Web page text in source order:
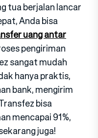
tua berjalan lancar
Anda bisa
uang antar
pengiriman
sangat mudah
hanya praktis,
bank, mengirim
bisa
mencapai 91%,
juga!